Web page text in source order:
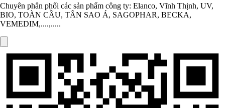
Chuyên phân phối các sản phẩm công ty: Elanco, Vĩnh Thịnh, UV,
BIO, TOÀN CẦU, TÂN SAO Á, SAGOPHAR, BECKA,
VEMEDIM,....,.....